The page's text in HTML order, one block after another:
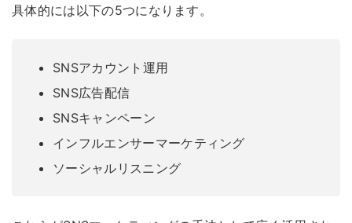
具体的には以下の5つになります。
SNSアカウント運用
SNS広告配信
SNSキャンペーン
インフルエンサーマーケティング
ソーシャルリスニング